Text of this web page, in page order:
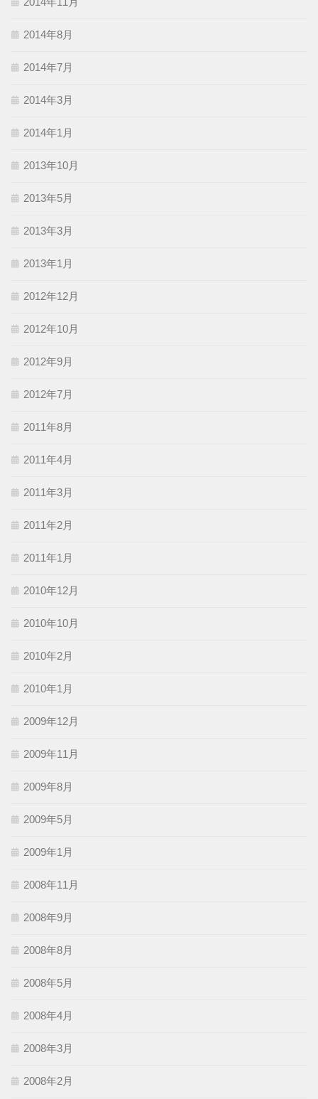
2014年8月
2014年7月
2014年3月
2014年1月
2013年10月
2013年5月
2013年3月
2013年1月
2012年12月
2012年10月
2012年9月
2012年7月
2011年8月
2011年4月
2011年3月
2011年2月
2011年1月
2010年12月
2010年10月
2010年2月
2010年1月
2009年12月
2009年11月
2009年8月
2009年5月
2009年1月
2008年11月
2008年9月
2008年8月
2008年5月
2008年4月
2008年3月
2008年2月